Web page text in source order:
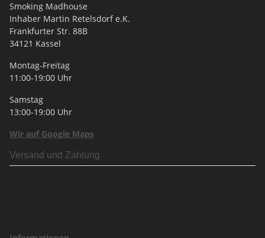
Smoking Madhouse
Inhaber Martin Retelsdorf e.K.
Frankfurter Str. 88B
34121 Kassel
Montag-Freitag
11:00-19:00 Uhr
Samstag
13:00-19:00 Uhr
Wir auf Google Maps
Versand und Zahlung